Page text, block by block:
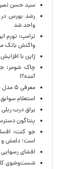
سید حسن
واحد شد
واکنش بانک
ژاپن با
چاک شومر:
آمده؟!
معرفی ۵ مدل لپ تاپ Core i۷ زیر ۲۰۰ میلیون تومان
استعلام
یراق درب ریلی
پنتاگون
جو کنت:
است؛ داعش و
افشای
شست‌وشوی